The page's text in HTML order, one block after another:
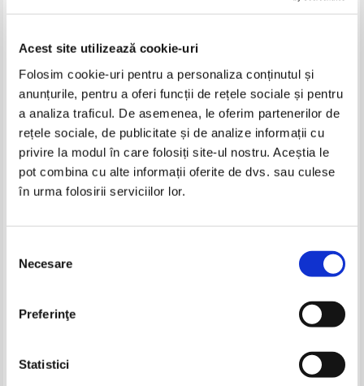
Acest site utilizează cookie-uri
Folosim cookie-uri pentru a personaliza conținutul și
anunțurile, pentru a oferi funcții de rețele sociale și pentru
a analiza traficul. De asemenea, le oferim partenerilor de
rețele sociale, de publicitate și de analize informații cu
privire la modul în care folosiți site-ul nostru. Aceștia le
pot combina cu alte informații oferite de dvs. sau culese
în urma folosirii serviciilor lor.
consimțământului
Necesare
Preferinţe
Statistici
Andrea Davis Pinkney - Hand in
hand. Ten black men who
changed America
Pret:100,00Lei 40,00 Lei
Adaugă în coș
Istoria ilustrata a lumii. Un
armistitiu turbulent 1918 - 1939
(Reader's Digest)
Pret:42,00Lei 25,20 Lei
Adaugă în coș
-20%